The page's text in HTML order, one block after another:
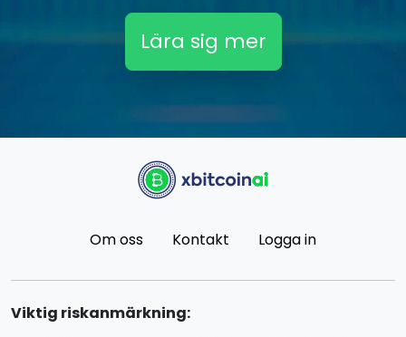
Lära sig mer
Om oss Kontakt Logga in
Viktig riskanmärkning: